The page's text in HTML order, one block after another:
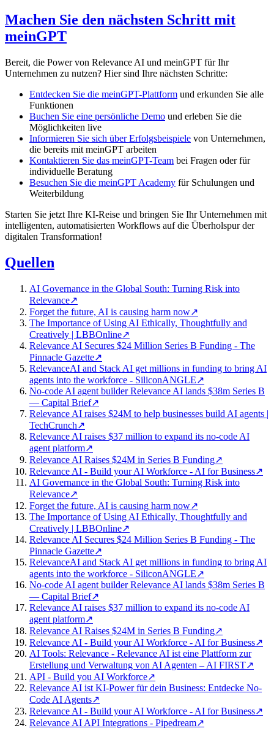
Machen Sie den nächsten Schritt mit
meinGPT
Bereit, die Power von Relevance AI und meinGPT für Ihr
Unternehmen zu nutzen? Hier sind Ihre nächsten Schritte:
Entdecken Sie die meinGPT-Plattform und erkunden Sie alle
Funktionen
Buchen Sie eine persönliche Demo und erleben Sie die
Möglichkeiten live
Informieren Sie sich über Erfolgsbeispiele von Unternehmen,
die bereits mit meinGPT arbeiten
Kontaktieren Sie das meinGPT-Team bei Fragen oder für
individuelle Beratung
Besuchen Sie die meinGPT Academy für Schulungen und
Weiterbildung
Starten Sie jetzt Ihre KI-Reise und bringen Sie Ihr Unternehmen mit
intelligenten, automatisierten Workflows auf die Überholspur der
digitalen Transformation!
Quellen
AI Governance in the Global South: Turning Risk into
Relevance↗
Forget the future, AI is causing harm now↗
The Importance of Using AI Ethically, Thoughtfully and
Creatively | LBBOnline↗
Relevance AI Secures $24 Million Series B Funding - The
Pinnacle Gazette↗
RelevanceAI and Stack AI get millions in funding to bring AI
agents into the workforce - SiliconANGLE↗
No-code AI agent builder Relevance AI lands $38m Series B
— Capital Brief↗
Relevance AI raises $24M to help businesses build AI agents |
TechCrunch↗
Relevance AI raises $37 million to expand its no-code AI
agent platform↗
Relevance AI Raises $24M in Series B Funding↗
Relevance AI - Build your AI Workforce - AI for Business↗
AI Governance in the Global South: Turning Risk into
Relevance↗
Forget the future, AI is causing harm now↗
The Importance of Using AI Ethically, Thoughtfully and
Creatively | LBBOnline↗
Relevance AI Secures $24 Million Series B Funding - The
Pinnacle Gazette↗
RelevanceAI and Stack AI get millions in funding to bring AI
agents into the workforce - SiliconANGLE↗
No-code AI agent builder Relevance AI lands $38m Series B
— Capital Brief↗
Relevance AI raises $37 million to expand its no-code AI
agent platform↗
Relevance AI Raises $24M in Series B Funding↗
Relevance AI - Build your AI Workforce - AI for Business↗
AI Tools: Relevance - Relevance AI ist eine Plattform zur
Erstellung und Verwaltung von AI Agenten – AI FIRST↗
API - Build you AI Workforce↗
Relevance AI ist KI-Power für dein Business: Entdecke No-
Code AI Agents↗
Relevance AI - Build your AI Workforce - AI for Business↗
Relevance AI API Integrations - Pipedream↗